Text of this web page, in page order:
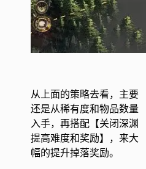
从上面的策略去看，主要
还是从稀有度和物品数量
入手，再搭配【关闭深渊
提高难度和奖励】，来大
幅的提升掉落奖励。